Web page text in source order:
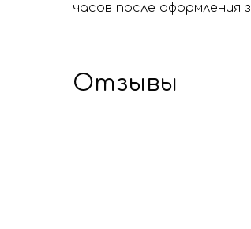
часов после оформления
Отзывы